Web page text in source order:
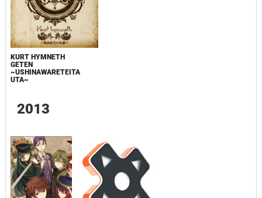
KURT HYMNETH
GETEN
~USHINAWARETEITA
UTA~
2013